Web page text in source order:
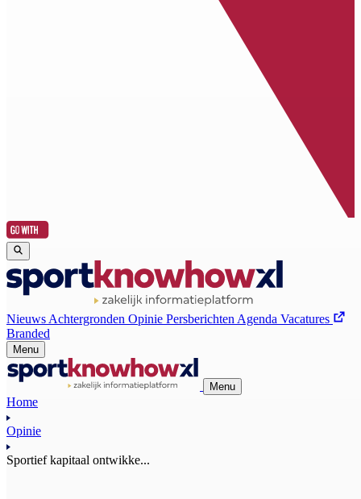
Nieuws Achtergronden Opinie Persberichten Agenda Vacatures
Branded
Menu
Menu
Home
Opinie
Sportief kapitaal ontwikke...